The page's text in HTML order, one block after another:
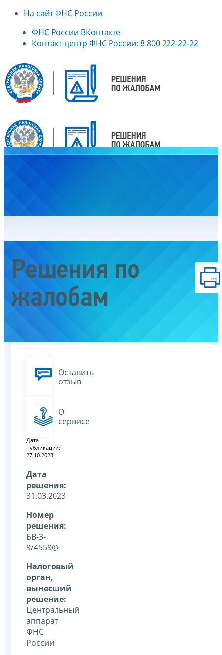
На сайт ФНС России
ФНС России ВКонтакте
Контакт-центр ФНС России: 8 800 222-22-22
Решения по
жалобам
Оставить
отзыв
О
сервисе
Дата
публикации:
27.10.2023
Дата
решения:
31.03.2023
Номер
решения:
БВ-3-
9/4559@
Налоговый
орган,
вынесший
решение:
Центральный
аппарат
ФНС
России